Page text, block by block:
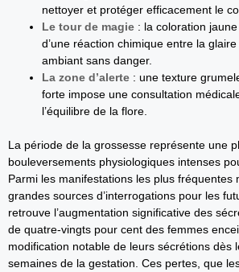
nettoyer et protéger efficacement le
Le tour de magie : la coloration
d’une réaction chimique entre la glaire
ambiant sans danger.
La zone d’alerte : une texture
forte impose une consultation
l’équilibre de la flore.
La période de la grossesse représente une
bouleversements physiologiques intenses
Parmi les manifestations les plus fréquentes
grandes sources d’interrogations pour les
retrouve l’augmentation significative des
de quatre-vingts pour cent des femmes
modification notable de leurs sécrétions dès
semaines de la gestation. Ces pertes, que